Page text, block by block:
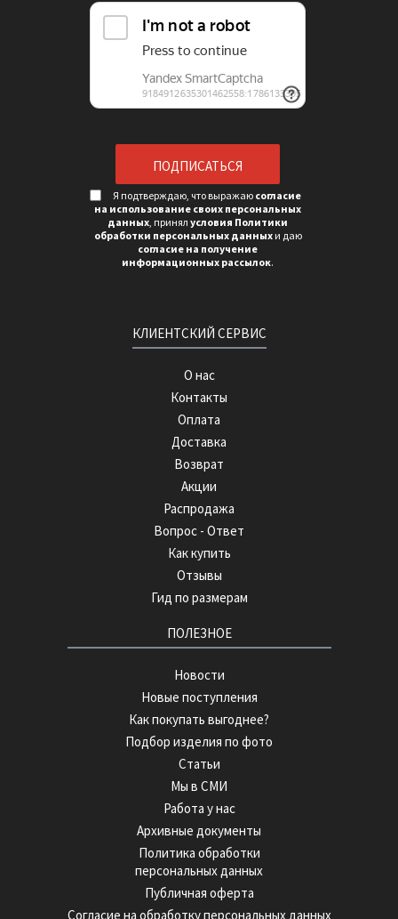
КЛИЕНТСКИЙ СЕРВИС
О нас
Контакты
Оплата
Доставка
Возврат
Акции
Распродажа
Вопрос - Ответ
Как купить
Отзывы
Гид по размерам
ПОЛЕЗНОЕ
Новости
Новые поступления
Как покупать выгоднее?
Подбор изделия по фото
Статьи
Мы в СМИ
Работа у нас
Архивные документы
Политика обработки
персональных данных
Публичная оферта
Согласие на обработку персональных данных
Я подтверждаю, что выражаю согласие
на использование своих персональных
данных, принял условия Политики
обработки персональных данныхи даю
согласие на получение
информационных рассылок.